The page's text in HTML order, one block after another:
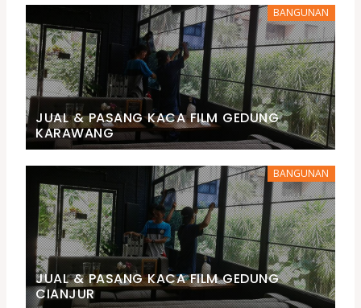
BANGUNAN
JUAL & PASANG KACA FILM GEDUNG
KARAWANG
BANGUNAN
JUAL & PASANG KACA FILM GEDUNG
CIANJUR